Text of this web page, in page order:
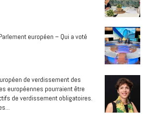
européen – Qui a voté
de verdissement des
européennes pourraient être
de verdissement obligatoires.